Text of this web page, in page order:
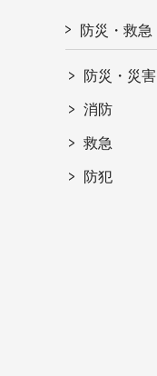
防災・救急
防災・災害
消防
救急
防犯